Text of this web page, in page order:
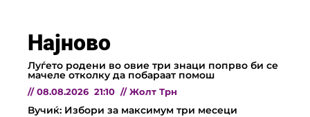
Најново
Луѓето родени во овие три знаци попрво би се
мачеле отколку да побараат помош
// 08.08.2026 21:10 // Жолт Трн
Вучиќ: Избори за максимум три месеци